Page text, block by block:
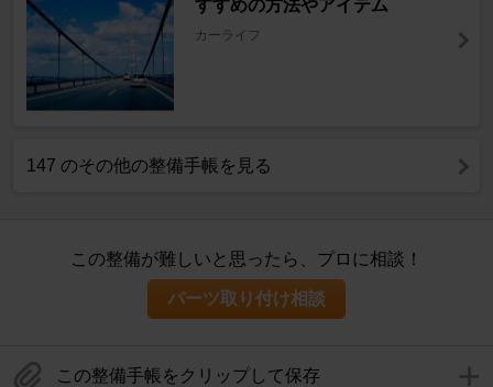
すすめの方法やアイテム
カーライフ
147 のその他の整備手帳を見る
この整備が難しいと思ったら、プロに相談！
パーツ取り付け相談
この整備手帳をクリップして保存